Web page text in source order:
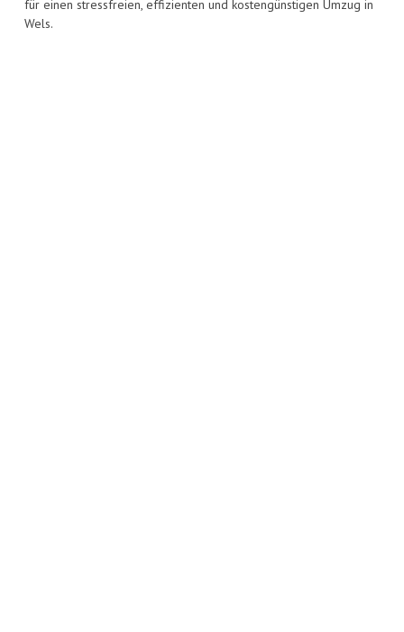
für einen stressfreien, effizienten und kostengünstigen Umzug in
Wels.